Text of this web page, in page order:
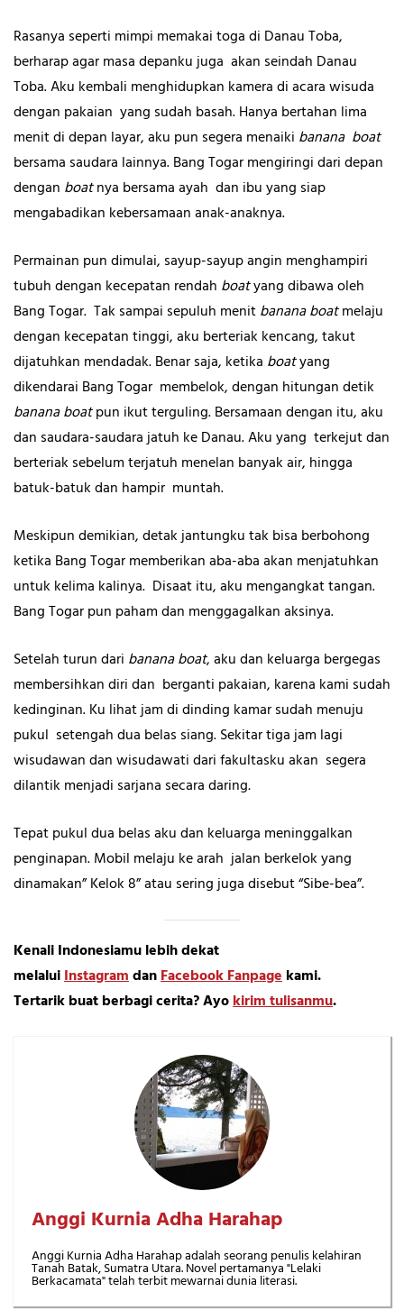
Rasanya seperti mimpi memakai toga di Danau Toba,
berharap agar masa depanku juga akan seindah Danau
Toba. Aku kembali menghidupkan kamera di acara wisuda
dengan pakaian yang sudah basah. Hanya bertahan lima
menit di depan layar, aku pun segera menaiki banana boat
bersama saudara lainnya. Bang Togar mengiringi dari depan
dengan boatnya bersama ayah dan ibu yang siap
mengabadikan kebersamaan anak-anaknya.
Permainan pun dimulai, sayup-sayup angin menghampiri
tubuh dengan kecepatan rendah boatyang dibawa oleh
Bang Togar. Tak sampai sepuluh menitbanana boatmelaju
dengan kecepatan tinggi, aku berteriak kencang, takut
dijatuhkan mendadak. Benar saja, ketika boatyang
dikendarai Bang Togar membelok, dengan hitungan detik
banana boatpun ikut terguling. Bersamaan dengan itu, aku
dan saudara-saudara jatuh ke Danau. Aku yang terkejut dan
berteriak sebelum terjatuh menelan banyak air, hingga
batuk-batuk dan hampir muntah.
Meskipun demikian, detak jantungku tak bisa berbohong
ketika Bang Togar memberikan aba-aba akan menjatuhkan
untuk kelima kalinya. Disaat itu, aku mengangkat tangan.
Bang Togar pun paham dan menggagalkan aksinya.
Setelah turun dari banana boat, aku dan keluarga bergegas
membersihkan diri dan berganti pakaian, karena kami sudah
kedinginan. Ku lihat jam di dinding kamar sudah menuju
pukul setengah dua belas siang. Sekitar tiga jam lagi
wisudawan dan wisudawati dari fakultasku akan segera
dilantik menjadi sarjana secara daring.
Tepat pukul dua belas aku dan keluarga meninggalkan
penginapan. Mobil melaju ke arah jalan berkelok yang
dinamakan” Kelok 8” atau sering juga disebut “Sibe-bea”.
Kenali Indonesiamu lebih dekat
melaluiInstagramdanFacebook Fanpagekami.
Tertarik buat berbagi cerita? Ayokirim tulisanmu.
Anggi Kurnia Adha Harahap
Anggi Kurnia Adha Harahap adalah seorang penulis kelahiran
Tanah Batak, Sumatra Utara. Novel pertamanya "Lelaki
Berkacamata" telah terbit mewarnai dunia literasi.